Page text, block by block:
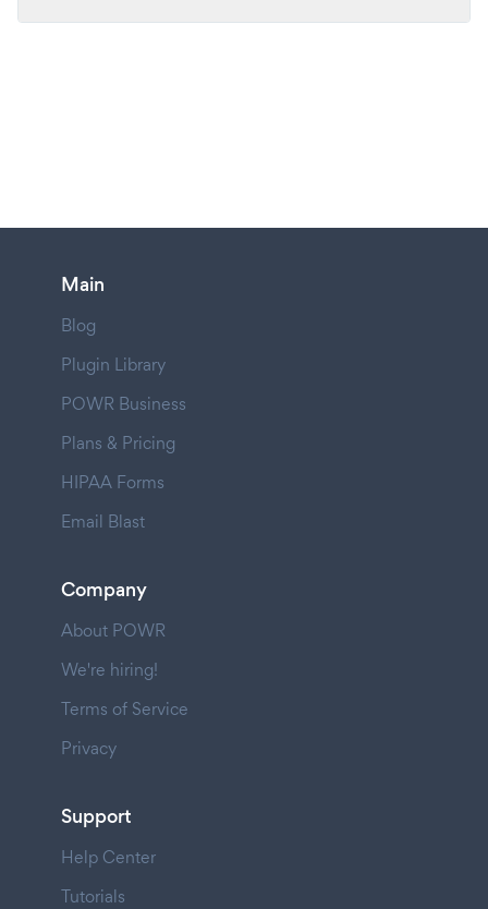
Main
Blog
Plugin Library
POWR Business
Plans & Pricing
HIPAA Forms
Email Blast
Company
About POWR
We're hiring!
Terms of Service
Privacy
Support
Help Center
Tutorials